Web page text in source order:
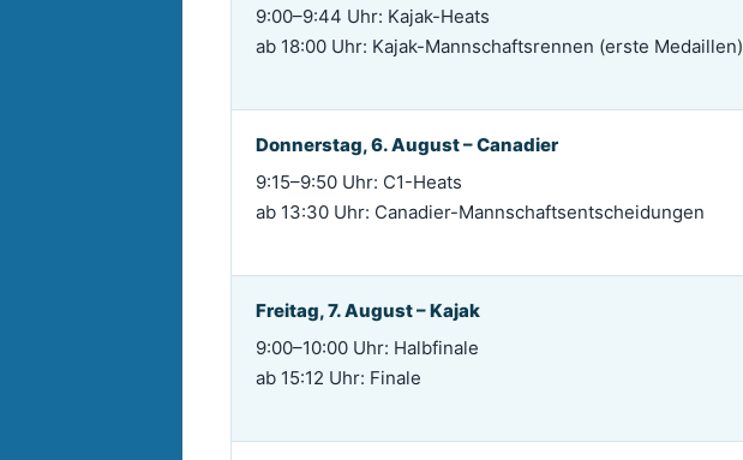
9:00–9:44 Uhr: Kajak-Heats
ab 18:00 Uhr: Kajak-Mannschaftsrennen (erste Medaillen)
Donnerstag, 6. August – Canadier
9:15–9:50 Uhr: C1-Heats
ab 13:30 Uhr: Canadier-Mannschaftsentscheidungen
Freitag, 7. August – Kajak
9:00–10:00 Uhr: Halbfinale
ab 15:12 Uhr: Finale